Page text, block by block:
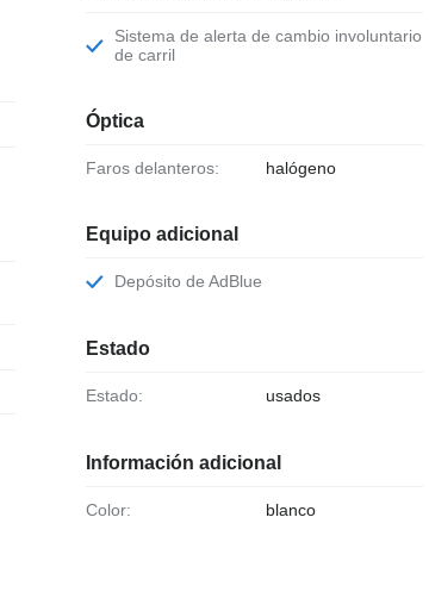
Sistema de alerta de cambio involuntario
de carril
Óptica
Faros delanteros: halógeno
Equipo adicional
Depósito de AdBlue
Estado
Estado: usados
Información adicional
Color: blanco